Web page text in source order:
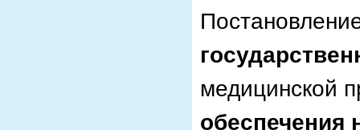
медицинской
обеспечения